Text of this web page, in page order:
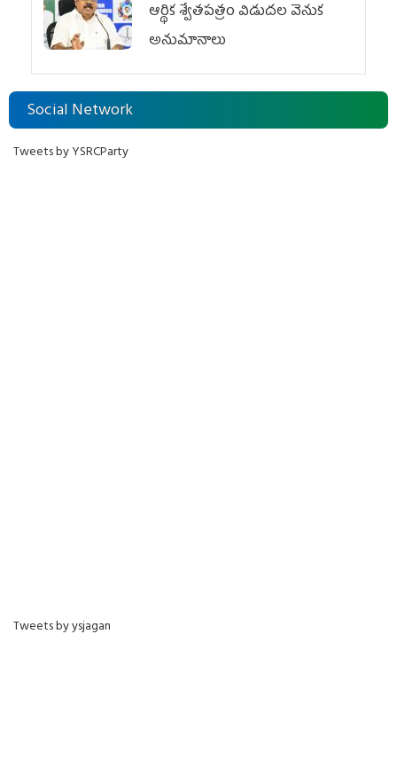
ఆర్థిక శ్వేతపత్రం విడుదల వెనుక
అనుమానాలు
Social Network
Tweets by YSRCParty
Tweets by ysjagan